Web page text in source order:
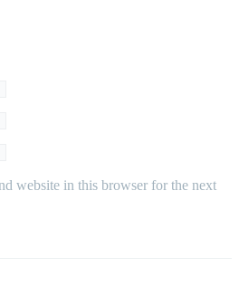
website in this browser for the next